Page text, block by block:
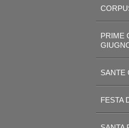
PRIME
SANTE
FESTA